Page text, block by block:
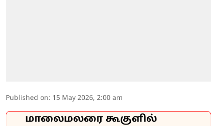
Published on: 15 May 2026, 2:00 am
மாலைமலரை கூகுளில்